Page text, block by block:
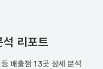
리포트
배출점 13곳 상세 분석